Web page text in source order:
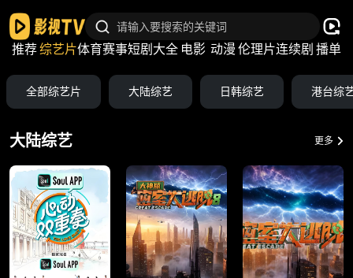
推荐综艺片体育赛事短剧大全 电影 动漫 伦理片连续剧 播单
全部综艺片 大陆综艺 日韩综艺 港台综
大陆综艺 更多